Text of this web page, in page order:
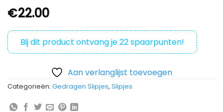
€22.00
Bij dit product ontvang je22spaarpunten!
Aan verlanglijst toevoegen
Categorieën: Gedragen Slipjes, Slipjes